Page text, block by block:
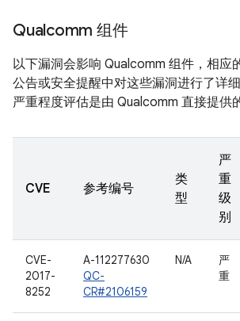
Qualcomm 组件
以下漏洞会影响 Qualcomm 组件，相应
公告或安全提醒中对这些漏洞进行了详
严重程度评估是由 Qualcomm 直接提供
CVE 参考编号
类
型
严
重
级
别
CVE-
2017-
8252
A-112277630
QC-
CR#2106159
N/A
严
重